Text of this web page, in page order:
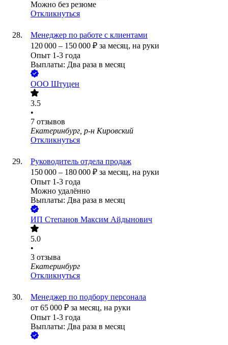
Можно без резюме
Откликнуться
Менеджер по работе с клиентами
120 000 – 150 000 ₽ за месяц, на руки
Опыт 1-3 года
Выплаты: Два раза в месяц
ООО Штуцен
3.5
•
7 отзывов
Екатеринбург, р-н Кировский
Откликнуться
Руководитель отдела продаж
150 000 – 180 000 ₽ за месяц, на руки
Опыт 1-3 года
Можно удалённо
Выплаты: Два раза в месяц
ИП Степанов Максим Айдынович
5.0
•
3 отзыва
Екатеринбург
Откликнуться
Менеджер по подбору персонала
от 65 000 ₽ за месяц, на руки
Опыт 1-3 года
Выплаты: Два раза в месяц